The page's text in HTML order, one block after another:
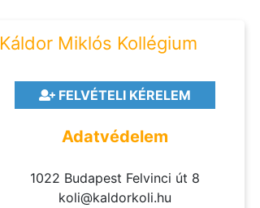
Káldor Miklós Kollégium
FELVÉTELI KÉRELEM
Adatvédelem
1022 Budapest Felvinci út 8
koli@kaldorkoli.hu